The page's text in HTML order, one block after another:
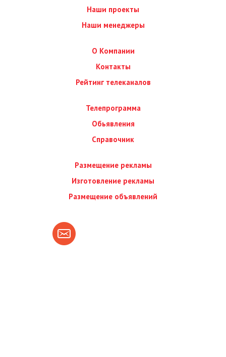
Наши проекты
Наши менеджеры
О Компании
Контакты
Рейтинг телеканалов
Телепрограмма
Обьявления
Справочник
Размещение рекламы
Изготовление рекламы
Размещение объявлений